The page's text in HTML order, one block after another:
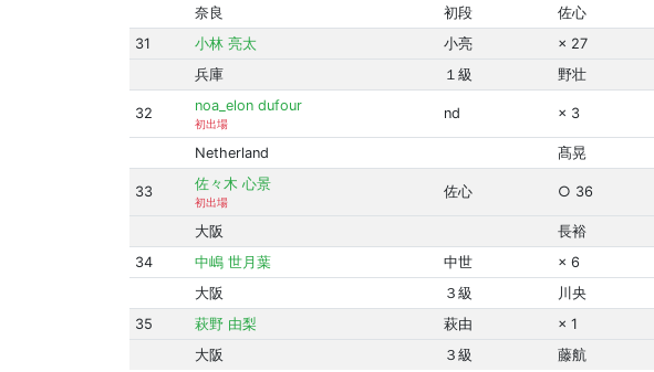
奈良
初段 佐心
31
小林 亮太 小亮 × 27
兵庫
１級 野壮
32 noa_elon dufour
初出場
nd × 3
Netherland 髙晃
33 佐々木 心景
初出場
佐心 ○ 36
大阪 長裕
34
中嶋 世月葉 中世 × 6
大阪
３級 川央
35
萩野 由梨 萩由 × 1
大阪
３級 藤航